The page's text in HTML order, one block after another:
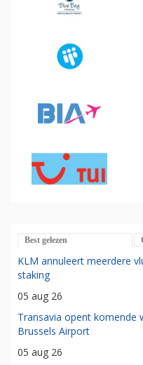
Best gelezen
KLM annuleert meerdere
staking
05 aug 26
Transavia opent komende
Brussels Airport
05 aug 26